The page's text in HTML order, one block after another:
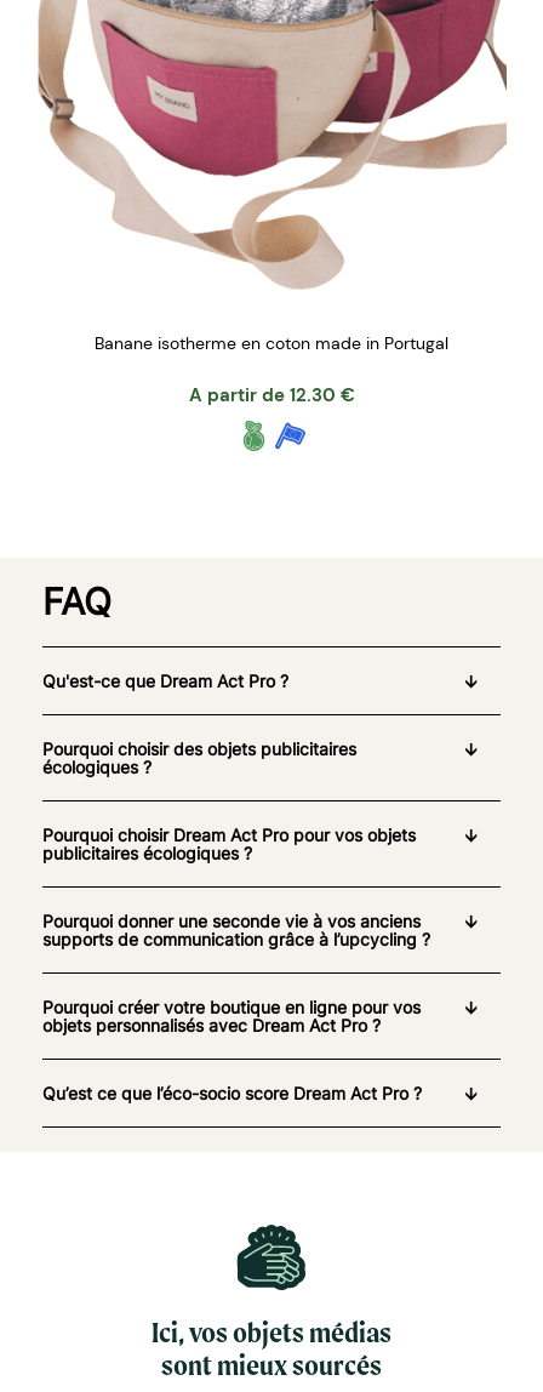
Banane isotherme en coton made in Portugal
A partir de 12.30 €
FAQ
Qu'est-ce que Dream Act Pro ?
Pourquoi choisir des objets publicitaires
écologiques ?
Pourquoi choisir Dream Act Pro pour vos objets
publicitaires écologiques ?
Pourquoi donner une seconde vie à vos anciens
supports de communication grâce à l’upcycling ?
Pourquoi créer votre boutique en ligne pour vos
objets personnalisés avec Dream Act Pro ?
Qu’est ce que l’éco-socio score Dream Act Pro ?
Ici, vos objets médias
sont mieux sourcés